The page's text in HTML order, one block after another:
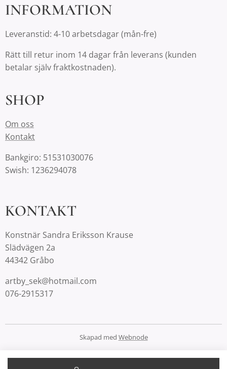
INFORMATION
Leveranstid: 4-10 arbetsdagar (mån-fre)
Rätt till retur inom 14 dagar från leverans (kunden
betalar själv fraktkostnaden).
SHOP
Om oss
Kontakt
Bankgiro: 51531030076
Swish: 1236294078
KONTAKT
Konstnär Sandra Eriksson Krause
Slädvägen 2a
44342 Gråbo
artby_sek@hotmail.com
076-2915317
Skapad med Webnode